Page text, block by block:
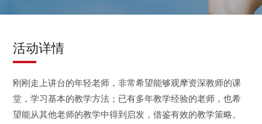
活动详情
刚刚走上讲台的年轻老师，非常希望能够观摩资深教师的课
堂，学习基本的教学方法；已有多年教学经验的老师，也希
望能从其他老师的教学中得到启发，借鉴有效的教学策略。